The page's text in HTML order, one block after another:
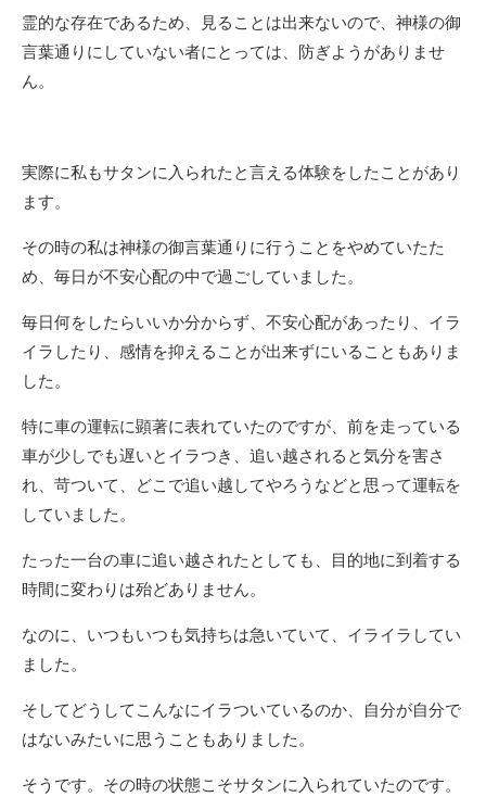
霊的な存在であるため、見ることは出来ないので、神様の御
言葉通りにしていない者にとっては、防ぎようがありませ
ん。
実際に私もサタンに入られたと言える体験をしたことがあり
ます。
その時の私は神様の御言葉通りに行うことをやめていたた
め、毎日が不安心配の中で過ごしていました。
毎日何をしたらいいか分からず、不安心配があったり、イラ
イラしたり、感情を抑えることが出来ずにいることもありま
した。
特に車の運転に顕著に表れていたのですが、前を走っている
車が少しでも遅いとイラつき、追い越されると気分を害さ
れ、苛ついて、どこで追い越してやろうなどと思って運転を
していました。
たった一台の車に追い越されたとしても、目的地に到着する
時間に変わりは殆どありません。
なのに、いつもいつも気持ちは急いていて、イライラしてい
ました。
そしてどうしてこんなにイラついているのか、自分が自分で
はないみたいに思うこともありました。
そうです。その時の状態こそサタンに入られていたのです。